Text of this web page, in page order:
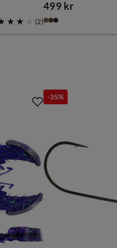
(2)price
499 kr
-35%